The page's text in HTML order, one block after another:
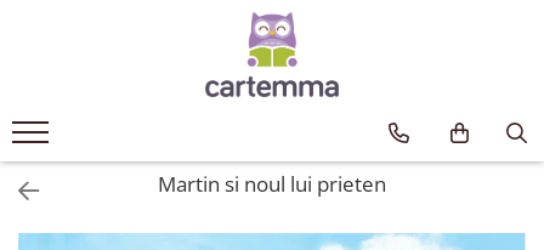
Tematică
Craciun
Activități
Artă
Martin si noul lui prieten